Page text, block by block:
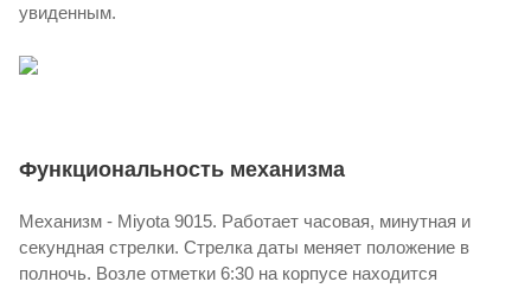
увиденным.
Функциональность механизма
Механизм - Miyota 9015. Работает часовая, минутная и
секундная стрелки. Стрелка даты меняет положение в
полночь. Возле отметки 6:30 на корпусе находится